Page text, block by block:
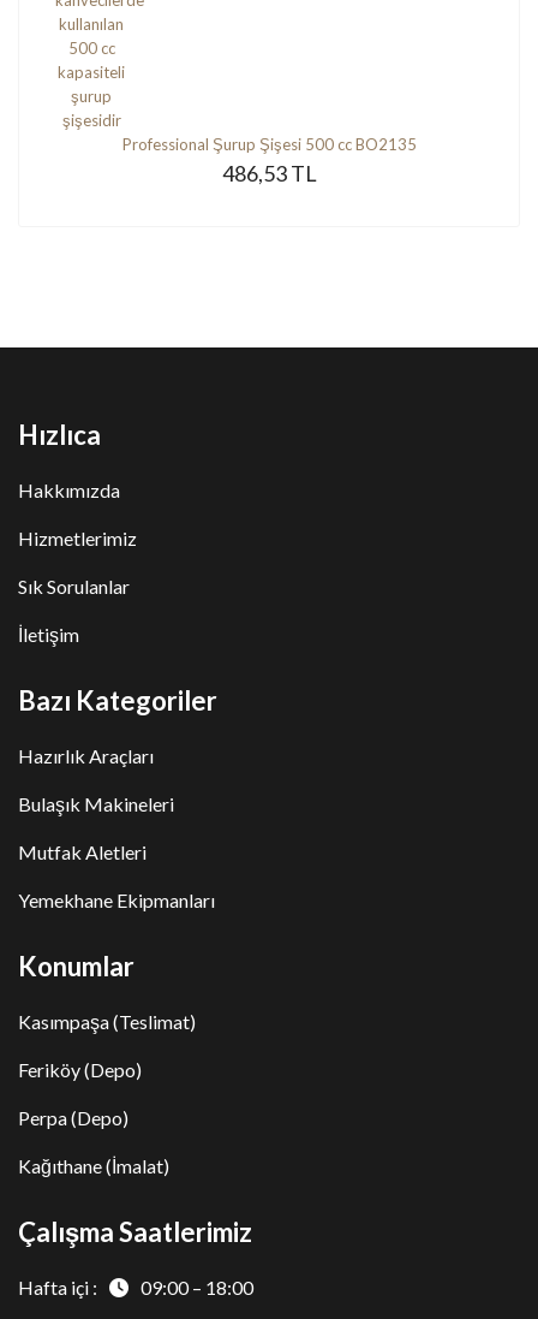
Professional Şurup Şişesi 500 cc BO2135
486,53 TL
Hızlıca
Hakkımızda
Hizmetlerimiz
Sık Sorulanlar
İletişim
Bazı Kategoriler
Hazırlık Araçları
Bulaşık Makineleri
Mutfak Aletleri
Yemekhane Ekipmanları
Konumlar
Kasımpaşa (Teslimat)
Feriköy (Depo)
Perpa (Depo)
Kağıthane (İmalat)
Çalışma Saatlerimiz
Hafta içi : 09:00 – 18:00